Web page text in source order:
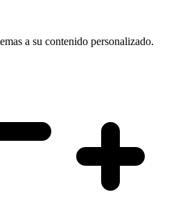
a su contenido personalizado.